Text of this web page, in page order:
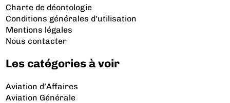
Charte de déontologie
Conditions générales d'utilisation
Mentions légales
Nous contacter
Les catégories à voir
Aviation d’Affaires
Aviation Générale